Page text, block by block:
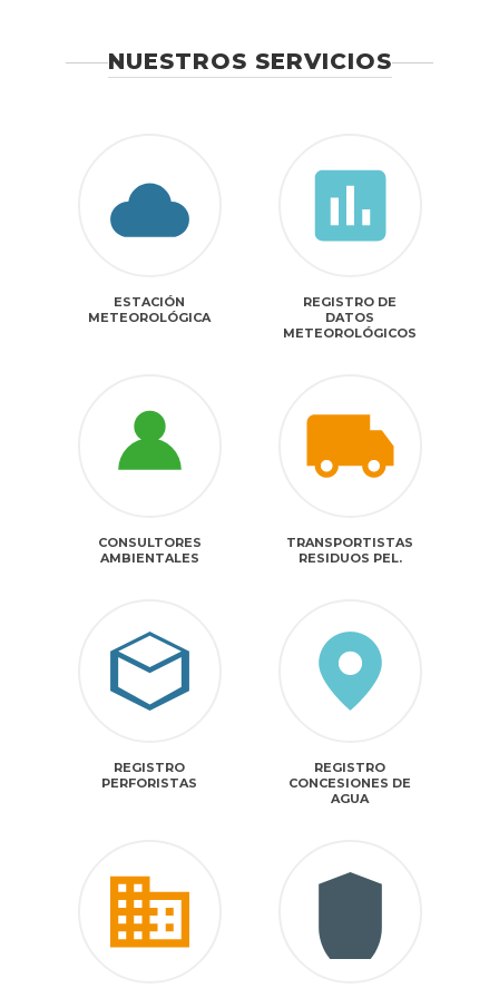
NUESTROS SERVICIOS
ESTACIÓN
METEOROLÓGICA
REGISTRO DE
DATOS
METEOROLÓGICOS
CONSULTORES
AMBIENTALES
TRANSPORTISTAS
RESIDUOS PEL.
REGISTRO
PERFORISTAS
REGISTRO
CONCESIONES DE
AGUA